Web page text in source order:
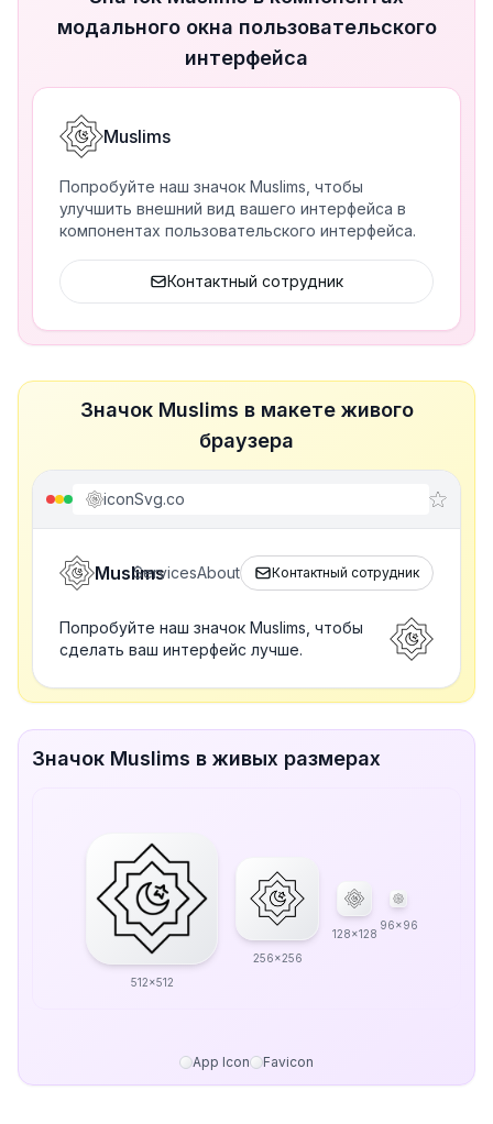
модального окна пользовательского
интерфейса
Muslims
Попробуйте наш значок Muslims, чтобы
улучшить внешний вид вашего интерфейса в
компонентах пользовательского интерфейса.
Контактный сотрудник
Значок Muslims в макете живого
браузера
iconSvg.co
MuslimsServicesAbout Контактный сотрудник
Попробуйте наш значок Muslims, чтобы
сделать ваш интерфейс лучше.
Значок Muslims в живых размерах
512x512
256x256
128x128
96x96
App Icon Favicon